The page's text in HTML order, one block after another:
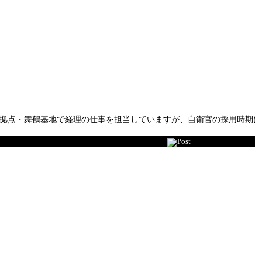
点・舞鶴基地で経理の仕事を担当していますが、自衛官の採用時
Post